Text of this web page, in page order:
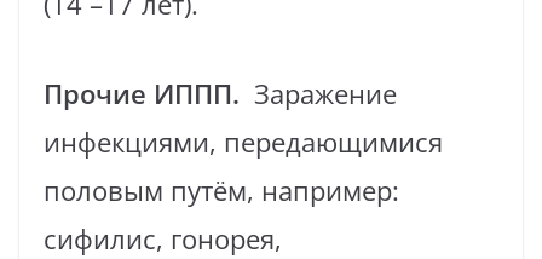
Прочие ИППП. Заражение
инфекциями, передающимися
половым путём, например:
сифилис, гонорея,